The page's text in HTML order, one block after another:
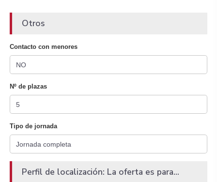
Otros
Contacto con menores
Nº de plazas
Tipo de jornada
Perfil de localización: La oferta es para...